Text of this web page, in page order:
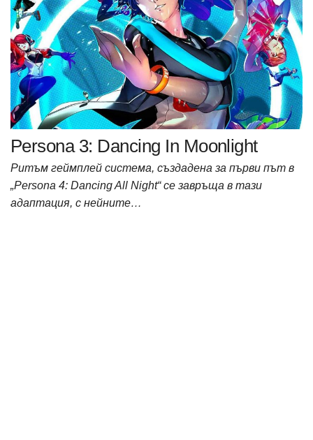
Persona 3: Dancing In Moonlight
Ритъм геймплей система, създадена за първи път в
„Persona 4: Dancing All Night“ се завръща в тази
адаптация, с нейните…